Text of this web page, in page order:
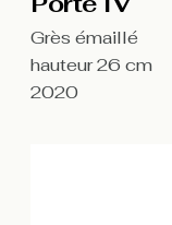
Grès émaillé
hauteur 26 cm
2020